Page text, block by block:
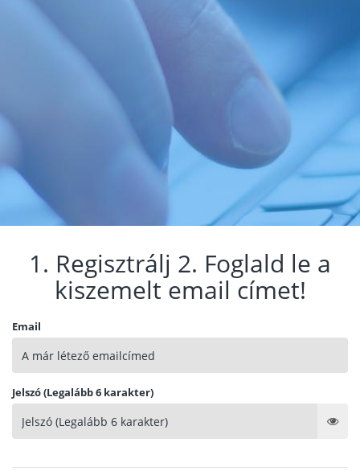
1. Regisztrálj 2. Foglald le a
kiszemelt email címet!
Email
Jelszó (Legalább 6 karakter)